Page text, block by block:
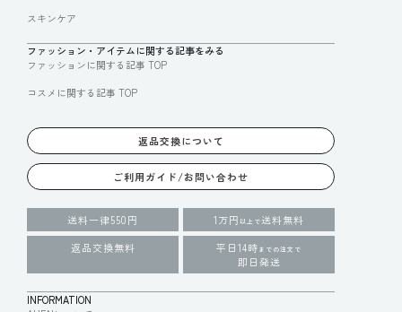
スキンケア
ファッション・アイテムに関する記事をみる
ファッションに関する記事 TOP
コスメに関する記事 TOP
返品交換について
ご利用ガイド/お問い合わせ
送料一律550円 1万円 以上で送料無料
返品交換無料
平日14時 までの注文で
即日発送
INFORMATION